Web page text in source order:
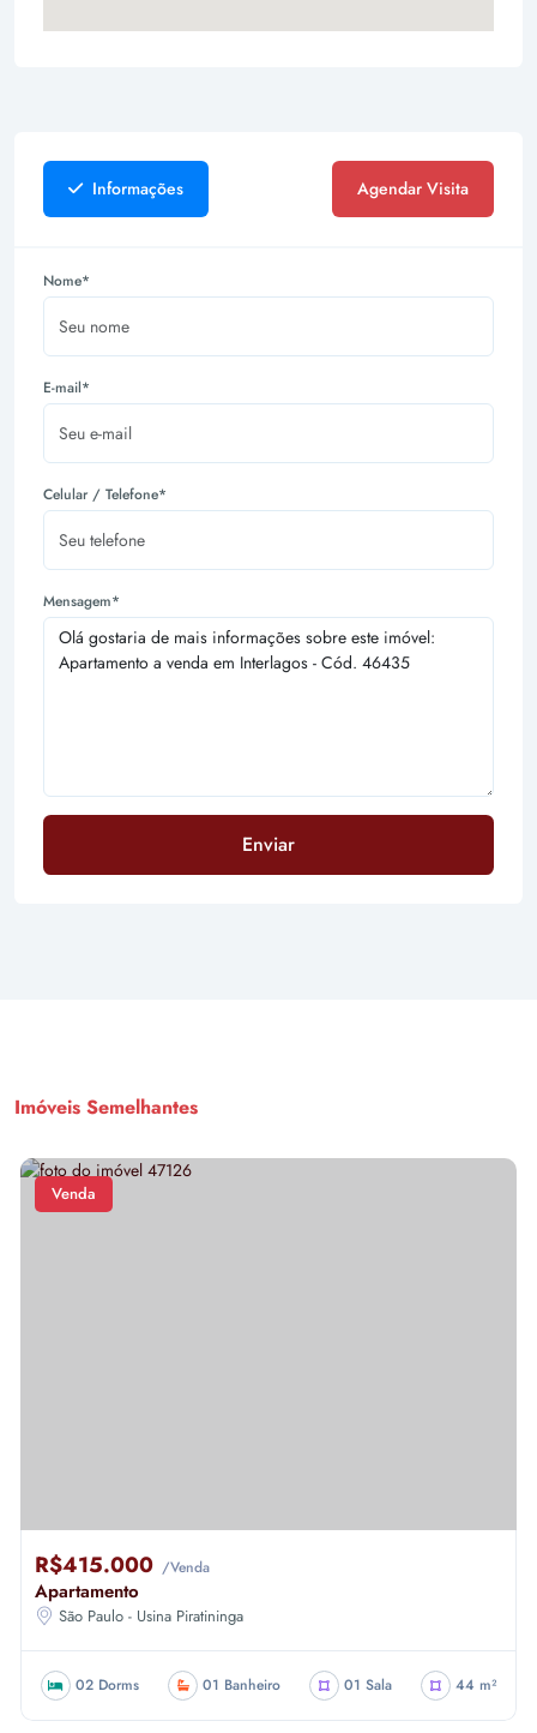
Informações Agendar Visita
Nome*
E-mail*
Celular / Telefone*
Mensagem*
Enviar
Imóveis Semelhantes
Venda
R$415.000 /Venda
Apartamento
São Paulo - Usina Piratininga
02 Dorms 01 Banheiro 01 Sala 44 m²